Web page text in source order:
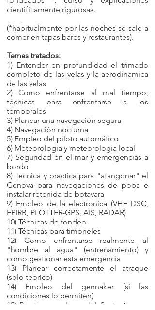
científicamente rigurosas.
(*habitualmente por las noches se sale a
comer en tapas bares y restaurantes).
Temas tratados:
1) Entender en profundidad el trimado
completo de las velas y la aerodinamica
de las velas
2) Como enfrentarse al mal tiempo,
técnicas para enfrentarse a los
temporales
3) Planear una navegación segura
4) Navegación nocturna
5) Empleo del piloto automático
6) Meteorologia y meteorologia local
7) Seguridad en el mar y emergencias a
bordo
8) Tecnica y practica para "atangonar" el
Genova para navegaciones de popa e
instalar retenida de botavara
9) Empleo de la electronica (VHF DSC,
EPIRB, PLOTTER-GPS, AIS, RADAR)
10) Técnicas de fondeo
11) Técnicas para timoneles
12) Como enfrentarse realmente al
"hombre al agua" (entrenamiento) y
como gestionar esta emergencia
13) Planear correctamente el atraque
(solo teorico)
14) Empleo del gennaker (si las
condiciones lo permiten)
15) Practica en el uso del Sextante para